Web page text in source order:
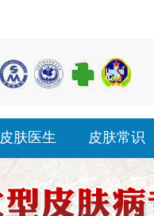
皮肤医生 皮肤常识